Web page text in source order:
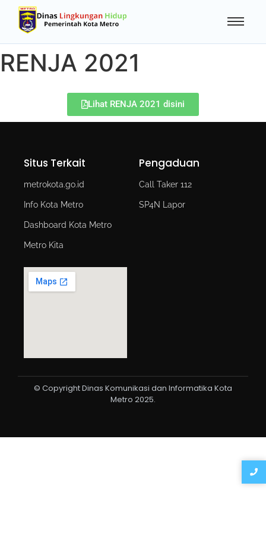
RENJA 2021
Lihat RENJA 2021 disini
Situs Terkait
metrokota.go.id
Info Kota Metro
Dashboard Kota Metro
Metro Kita
Pengaduan
Call Taker 112
SP4N Lapor
© Copyright Dinas Komunikasi dan Informatika Kota
Metro 2025.